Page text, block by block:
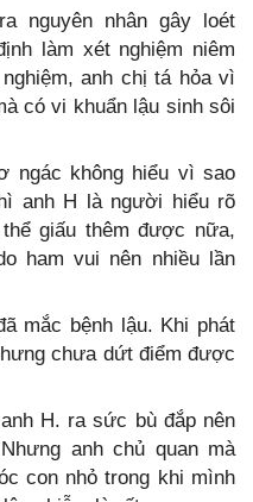
nguyên nhân gây loét
làm xét nghiệm niêm
anh chị tá hỏa vì
có vi khuẩn lậu sinh sôi
ngác không hiểu vì sao
anh H là người hiểu rõ
giấu thêm được nữa,
ham vui nên nhiều lần
mắc bệnh lậu. Khi phát
chưa dứt điểm được
H. ra sức bù đắp nên
anh chủ quan mà
con nhỏ trong khi mình